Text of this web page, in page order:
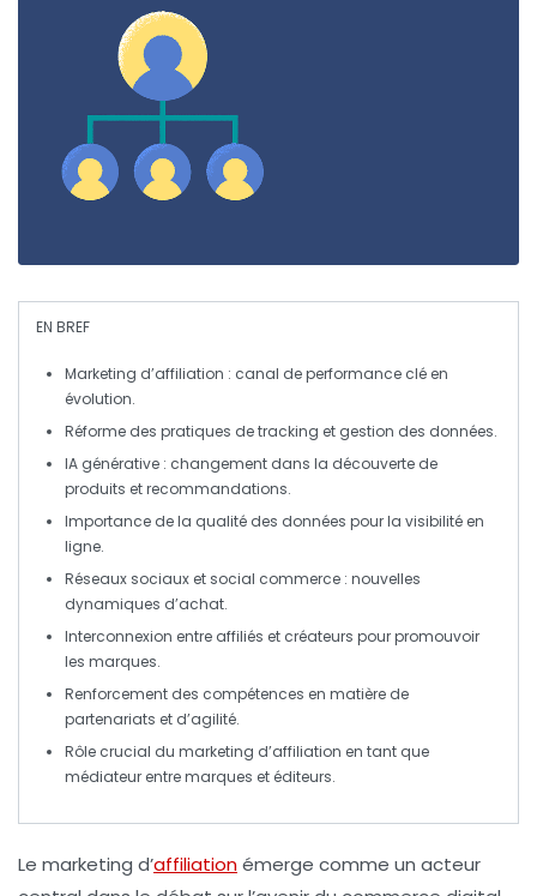
EN BREF
Marketing d’affiliation : canal de performance clé en
évolution.
Réforme des pratiques detracking et gestion des données.
IA générative : changement dans la découverte de
produits et recommandations.
Importance de la qualité des données pour la visibilité en
ligne.
Réseaux sociaux et social commerce : nouvelles
dynamiques d’achat.
Interconnexion entre affiliés et créateurs pour promouvoir
les marques.
Renforcement des compétences en matière de
partenariats et d’agilité.
Rôle crucial du marketing d’affiliation en tant que
médiateur entre marques et éditeurs.
Le marketing d’affiliationémerge comme un acteur